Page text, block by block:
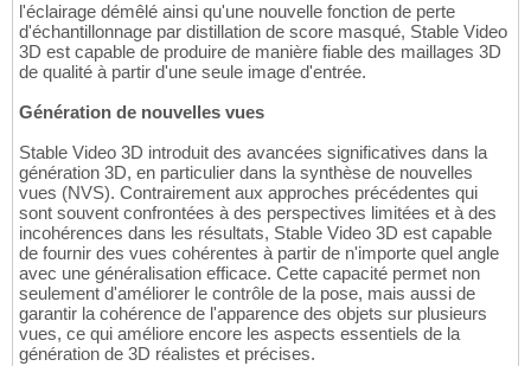
l'éclairage démêlé ainsi qu'une nouvelle fonction de perte
d'échantillonnage par distillation de score masqué, Stable Video
3D est capable de produire de manière fiable des maillages 3D
de qualité à partir d'une seule image d'entrée.
Génération de nouvelles vues
Stable Video 3D introduit des avancées significatives dans la
génération 3D, en particulier dans la synthèse de nouvelles
vues (NVS). Contrairement aux approches précédentes qui
sont souvent confrontées à des perspectives limitées et à des
incohérences dans les résultats, Stable Video 3D est capable
de fournir des vues cohérentes à partir de n'importe quel angle
avec une généralisation efficace. Cette capacité permet non
seulement d'améliorer le contrôle de la pose, mais aussi de
garantir la cohérence de l'apparence des objets sur plusieurs
vues, ce qui améliore encore les aspects essentiels de la
génération de 3D réalistes et précises.